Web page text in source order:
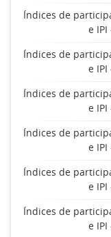
Índices de
e
Índices de
e
Índices de
e
Índices de
e
Índices de
e
Índices de
e